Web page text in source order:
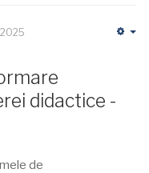
didactice -
de